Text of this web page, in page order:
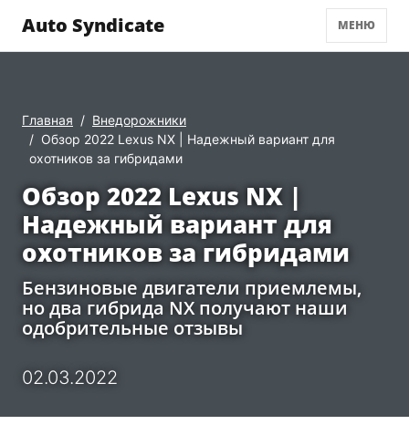
Auto Syndicate МЕНЮ
Главная
Внедорожники
Обзор 2022 Lexus NX | Надежный вариант для
охотников за гибридами
Обзор 2022 Lexus NX |
Надежный вариант для
охотников за гибридами
Бензиновые двигатели приемлемы,
но два гибрида NX получают наши
одобрительные отзывы
02.03.2022